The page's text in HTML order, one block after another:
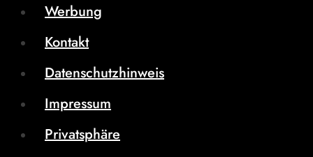
Werbung
Kontakt
Datenschutzhinweis
Impressum
Privatsphäre